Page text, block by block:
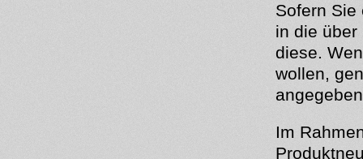
Sofern Sie
in die
diese.
wollen,
Im